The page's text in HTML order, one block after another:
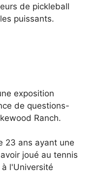
de pickleball
puissants.
exposition
de questions-
Ranch.
23 ans ayant une
joué au tennis
l'Université